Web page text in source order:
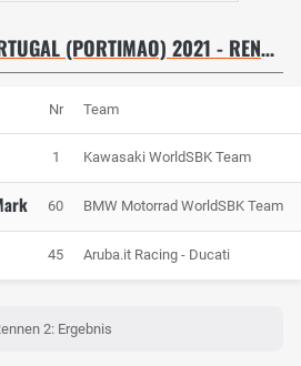
SUPERBIKE WSBK PORTUGAL (PORTIMAO) 2021 - RENNEN 2
Nr Team
1 Kawasaki WorldSBK Team
60 BMW Motorrad WorldSBK Team
45 Aruba.it Racing - Ducati
2: Ergebnis